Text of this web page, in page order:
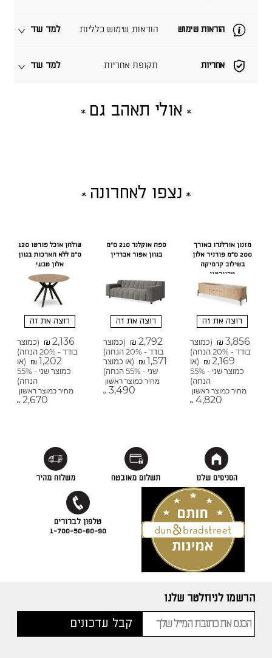
אחריות תקופת אחריות למד עוד
הוראות שימוש הוראות שימוש כלליות למד עוד
אולי תאהב גם
נצפו לאחרונה
מזנון אורלנדו באורך
200 ס"מ פורניר אלון
בשילוב קרמיקה
טרוורטין
רוצה את זה
₪ 3,856
(כמוצר
בודד - 20% הנחה)
₪ 2,169
(או
כמוצר שני - 55%
הנחה)
מחיר כמוצר ראשון
₪ 4,820
ספה אוקלנד 210 ס"מ
בגוון אפור אברדין
רוצה את זה
₪ 2,792
(כמוצר
בודד - 20% הנחה)
₪ 1,571
(או כמוצר
שני - 55% הנחה)
מחיר כמוצר ראשון
₪ 3,490
שולחן אוכל פורטו 120
ס"מ ללא הארכות בגוון
אלון טבעי
רוצה את זה
₪ 2,136
(כמוצר
בודד - 20% הנחה)
₪ 1,202
(או
כמוצר שני - 55%
הנחה)
מחיר כמוצר ראשון
₪ 2,670
הסניפים שלנו תשלום מאובטח משלוח מהיר
1-700-50-80-90
הרשמו לניוזלטר שלנו